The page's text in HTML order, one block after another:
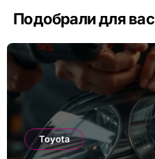
Подобрали для вас
Toyota